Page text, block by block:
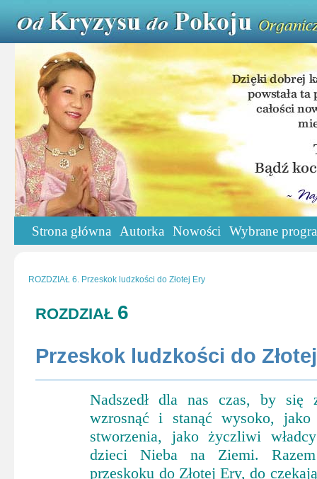
Strona główna Autorka Nowości Wybrane
ROZDZIAŁ 6. Przeskok ludzkości do Złotej Ery
ROZDZIAŁ 6
Przeskok ludzkości do
Nadszedł dla nas czas, by się
wzrosnąć i stanąć wysoko, jako
stworzenia, jako życzliwi
dzieci Nieba na Ziemi.
przeskoku do Złotej Ery, do